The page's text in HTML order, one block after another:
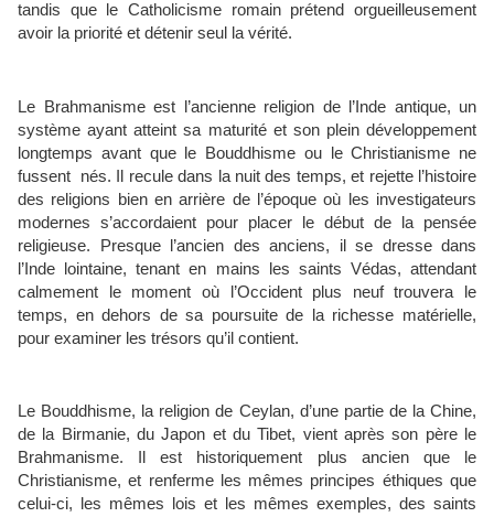
tandis que le Catholicisme romain prétend orgueilleusement
avoir la priorité et détenir seul la vérité.
Le Brahmanisme est l’ancienne religion de l’Inde antique, un
système ayant atteint sa maturité et son plein développement
longtemps avant que le Bouddhisme ou le Christianisme ne
fussent nés. Il recule dans la nuit des temps, et rejette l’histoire
des religions bien en arrière de l’époque où les investigateurs
modernes s’accordaient pour placer le début de la pensée
religieuse. Presque l’ancien des anciens, il se dresse dans
l’Inde lointaine, tenant en mains les saints Védas, attendant
calmement le moment où l’Occident plus neuf trouvera le
temps, en dehors de sa poursuite de la richesse matérielle,
pour examiner les trésors qu’il contient.
Le Bouddhisme, la religion de Ceylan, d’une partie de la Chine,
de la Birmanie, du Japon et du Tibet, vient après son père le
Brahmanisme. Il est historiquement plus ancien que le
Christianisme, et renferme les mêmes principes éthiques que
celui-ci, les mêmes lois et les mêmes exemples, des saints